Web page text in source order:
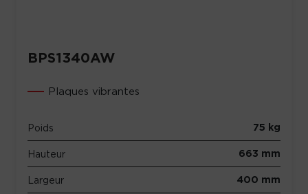
BPS1340AW
Plaques vibrantes
Poids 75 kg
Hauteur 663 mm
Largeur 400 mm